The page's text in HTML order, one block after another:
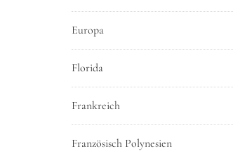
Europa
Florida
Frankreich
Französisch Polynesien